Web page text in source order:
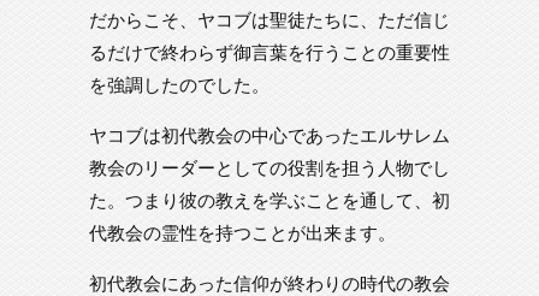
だからこそ、ヤコブは聖徒たちに、ただ信じ
るだけで終わらず御言葉を行うことの重要性
を強調したのでした。
ヤコブは初代教会の中心であったエルサレム
教会のリーダーとしての役割を担う人物でし
た。つまり彼の教えを学ぶことを通して、初
代教会の霊性を持つことが出来ます。
初代教会にあった信仰が終わりの時代の教会